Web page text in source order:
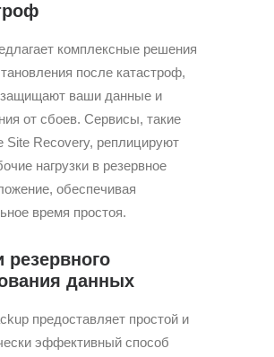
комплексные решения
после катастроф,
защищают ваши данные и
от сбоев. Сервисы, такие
Site Recovery, реплицируют
нагрузки в резервное
обеспечивая
время простоя.
резервного
данных
предоставляет простой и
эффективный способ